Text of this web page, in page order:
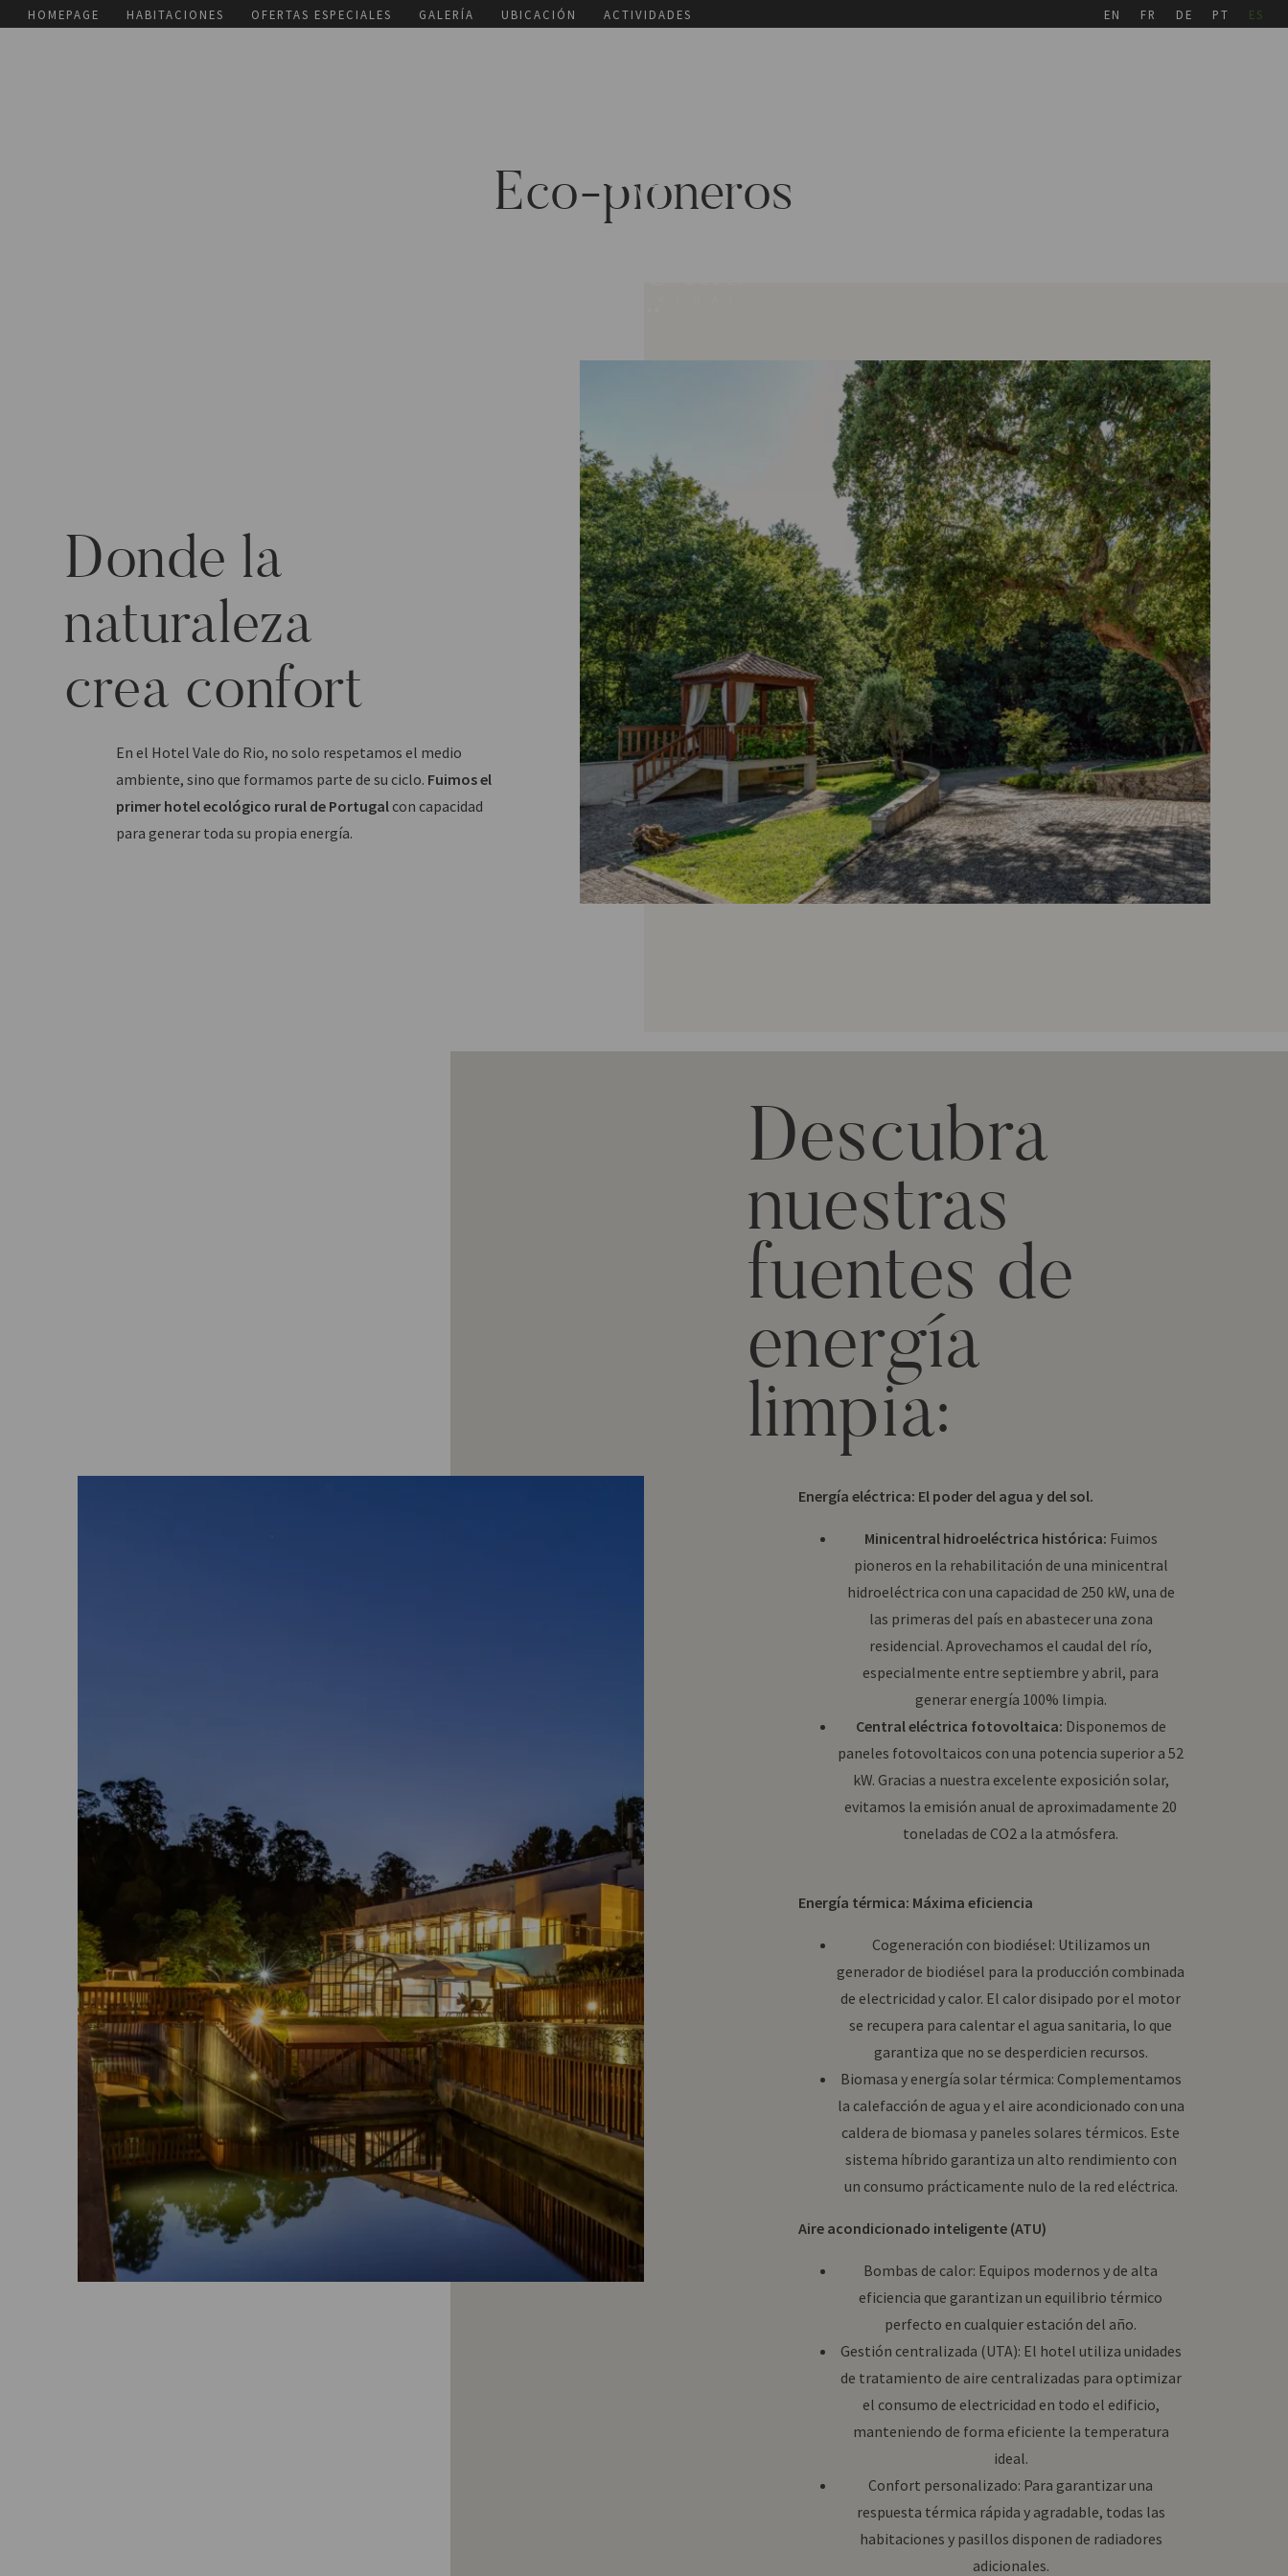
HOMEPAGE HABITACIONES OFERTAS ESPECIALES GALERÍA UBICACIÓN ACTIVIDADES EN FR DE PT ES
Eco-pioneros
Donde la
naturaleza
crea confort
En el Hotel Vale do Rio, no solo respetamos el medio
ambiente, sino que formamos parte de su ciclo. Fuimos el
primer hotel ecológico rural de Portugalcon capacidad
para generar toda su propia energía.
Descubra
nuestras
fuentes de
energía
limpia:
Energía eléctrica: El poder del agua y del sol.
Minicentral hidroeléctrica histórica: Fuimos
pioneros en la rehabilitación de una minicentral
hidroeléctrica con una capacidad de 250 kW, una de
las primeras del país en abastecer una zona
residencial. Aprovechamos el caudal del río,
especialmente entre septiembre y abril, para
generar energía 100% limpia.
Central eléctrica fotovoltaica: Disponemos de
paneles fotovoltaicos con una potencia superior a 52
kW. Gracias a nuestra excelente exposición solar,
evitamos la emisión anual de aproximadamente 20
toneladas de CO2 a la atmósfera.
Energía térmica: Máxima eficiencia
Cogeneración con biodiésel: Utilizamos un
generador de biodiésel para la producción combinada
de electricidad y calor. El calor disipado por el motor
se recupera para calentar el agua sanitaria, lo que
garantiza que no se desperdicien recursos.
Biomasa y energía solar térmica: Complementamos
la calefacción de agua y el aire acondicionado con una
caldera de biomasa y paneles solares térmicos. Este
sistema híbrido garantiza un alto rendimiento con
un consumo prácticamente nulo de la red eléctrica.
Aire acondicionado inteligente (ATU)
Bombas de calor: Equipos modernos y de alta
eficiencia que garantizan un equilibrio térmico
perfecto en cualquier estación del año.
Gestión centralizada (UTA): El hotel utiliza unidades
de tratamiento de aire centralizadas para optimizar
el consumo de electricidad en todo el edificio,
manteniendo de forma eficiente la temperatura
ideal.
Confort personalizado: Para garantizar una
respuesta térmica rápida y agradable, todas las
habitaciones y pasillos disponen de radiadores
adicionales.